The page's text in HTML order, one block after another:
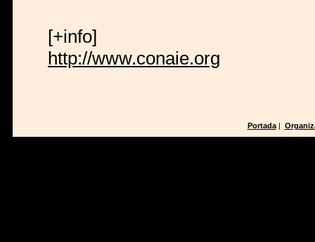
[+info]
http://www.conaie.org
Portada|